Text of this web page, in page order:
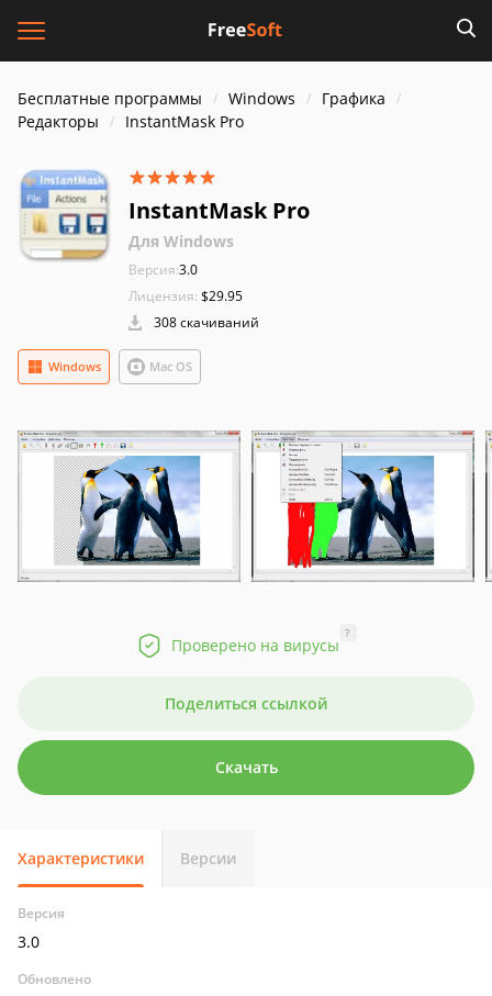
Бесплатные программы Windows
Графика
Редакторы
InstantMask Pro
InstantMask Pro
Для Windows
Версия:3.0
Лицензия: $29.95
308 скачиваний
Windows Mac OS
Проверено на вирусы
?
Поделиться ссылкой
Скачать
Характеристики Версии
Версия
3.0
Обновлено